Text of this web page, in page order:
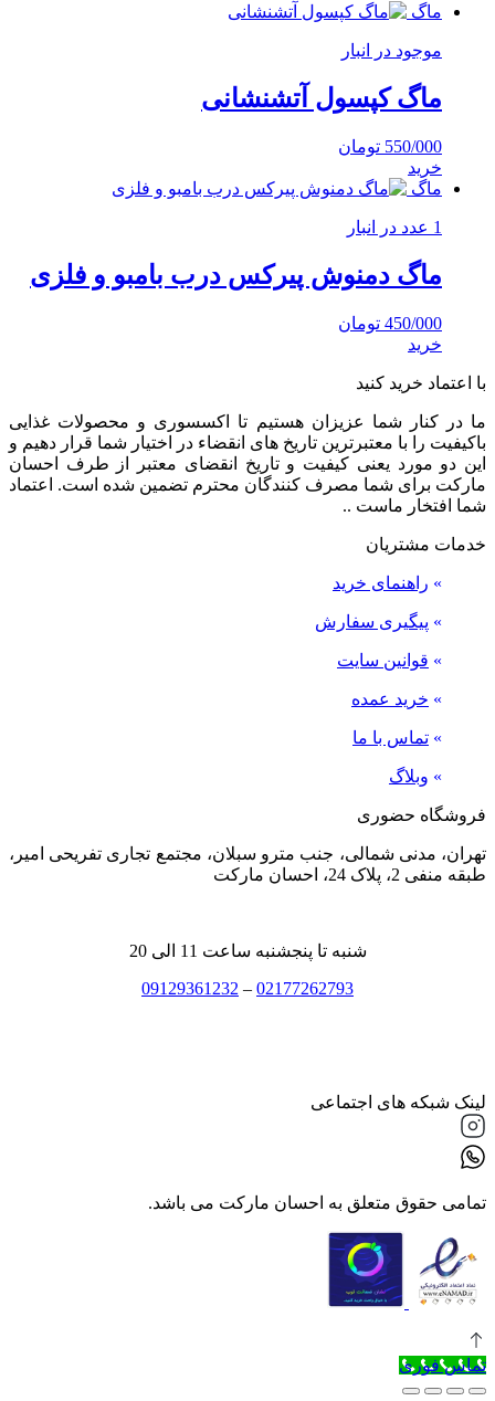
ماگ
موجود در انبار
ماگ کپسول آتشنشانی
550/000 تومان
خرید
ماگ
1 عدد در انبار
ماگ دمنوش پیرکس درب بامبو و فلزی
450/000 تومان
خرید
با اعتماد خرید کنید
ما در کنار شما عزیزان هستیم تا اکسسوری و محصولات غذایی
باکیفیت را با معتبرترین تاریخ های انقضاء در اختیار شما قرار دهیم و
این دو مورد یعنی کیفیت و تاریخ انقضای معتبر از طرف احسان
مارکت برای شما مصرف کنندگان محترم تضمین شده است. اعتماد
شما افتخار ماست ..
خدمات مشتریان
» راهنمای خرید
» پیگیری سفارش
» قوانین سایت
» خرید عمده
» تماس با ما
» وبلاگ
فروشگاه حضوری
تهران، مدنی شمالی، جنب مترو سبلان، مجتمع تجاری تفریحی امیر،
طبقه منفی 2، پلاک 24، احسان مارکت
شنبه تا پنجشنبه ساعت 11 الی 20
02177262793
–
09129361232
لینک شبکه های اجتماعی
تمامی حقوق متعلق به احسان مارکت می باشد.
تماس فوری